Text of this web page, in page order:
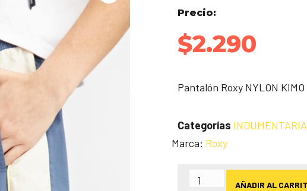
Precio:
$2.290
Pantalón Roxy NYLON
Categorías
Marca: Roxy
AÑADIR AL